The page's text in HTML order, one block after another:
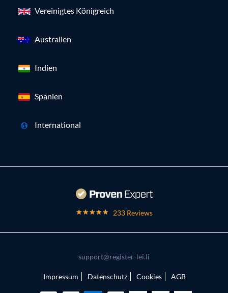
Vereinigtes Königreich
Australien
Indien
Spanien
International
233 Reviews
support@register-lei.li
Impressum Datenschutz Cookies AGB